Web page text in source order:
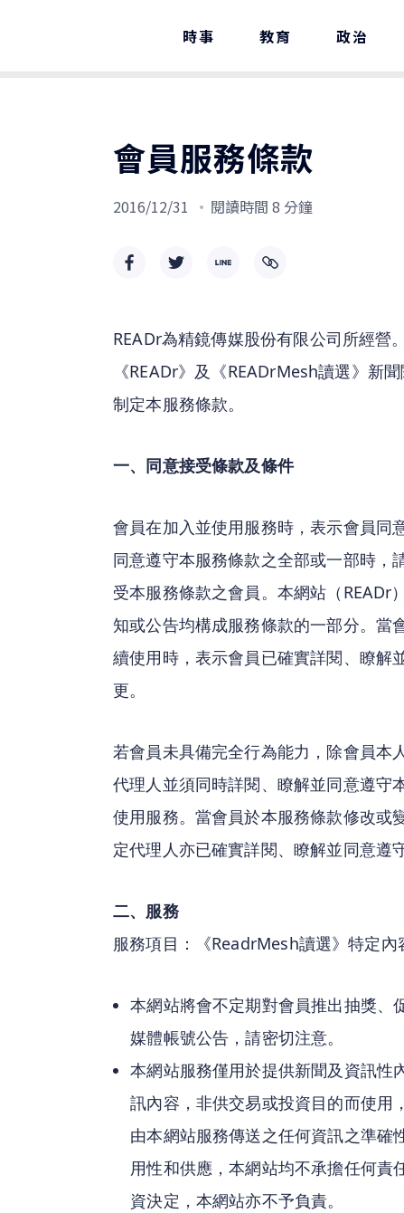
時事 教育 政治
會員服務條款
2016/12/31 閱讀時間 8 分鐘
READr為精鏡傳媒股份有限公司所經營
《READr》及《READrMesh讀選》新
制定本服務條款。
一、同意接受條款及條件
會員在加入並使用服務時，表示會員同
同意遵守本服務條款之全部或一部時，
受本服務條款之會員。本網站（READr
知或公告均構成服務條款的一部分。當
續使用時，表示會員已確實詳閱、瞭解
更。
若會員未具備完全行為能力，除會員本
代理人並須同時詳閱、瞭解並同意遵守
使用服務。當會員於本服務條款修改或
定代理人亦已確實詳閱、瞭解並同意遵
二、服務
服務項目：《ReadrMesh讀選》特定內
本網站將會不定期對會員推出抽獎、
媒體帳號公告，請密切注意。
本網站服務僅用於提供新聞及資訊性
訊內容，非供交易或投資目的而使用
由本網站服務傳送之任何資訊之準確
用性和供應，本網站均不承擔任何責
資決定，本網站亦不予負責。